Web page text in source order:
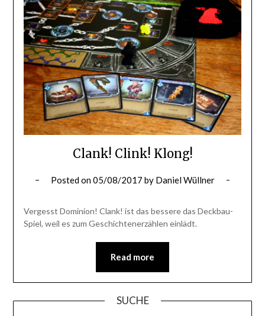
Clank! Clink! Klong!
Posted on05/08/2017 by Daniel Wüllner
Vergesst Dominion! Clank! ist das bessere das Deckbau-
Spiel, weil es zum Geschichtenerzählen einlädt.
Read more
SUCHE